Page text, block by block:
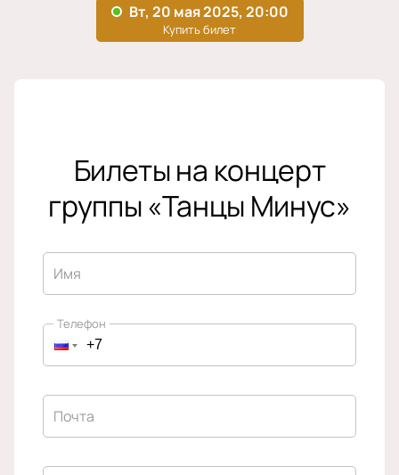
Билеты на концерт
группы «Танцы Минус»
Имя
Телефон
Почта